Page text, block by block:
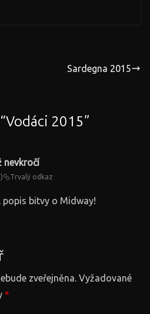
Sardegna 2015
Vodáci 2015”
nevkročí
Trvalý odkaz
popis bitvy o Midway!
zveřejněna. Vyžadované
*